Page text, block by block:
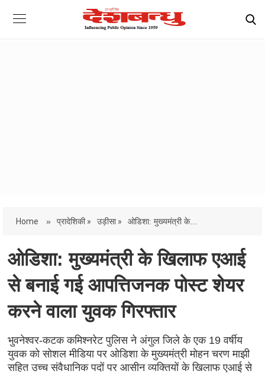
Home » प्रादेशिकी » उड़ीसा » ओडिशा: मुख्यमंत्री के...
ओडिशा: मुख्यमंत्री के खिलाफ एआई
से बनाई गई आपत्तिजनक पोस्ट शेयर
करने वाला युवक गिरफ्तार
भुवनेश्वर-कटक कमिश्नरेट पुलिस ने अंगुल जिले के एक 19 वर्षीय
युवक को सोशल मीडिया पर ओडिशा के मुख्यमंत्री मोहन चरण माझी
सहित उच्च संवैधानिक पदों पर आसीन व्यक्तियों के खिलाफ एआई से